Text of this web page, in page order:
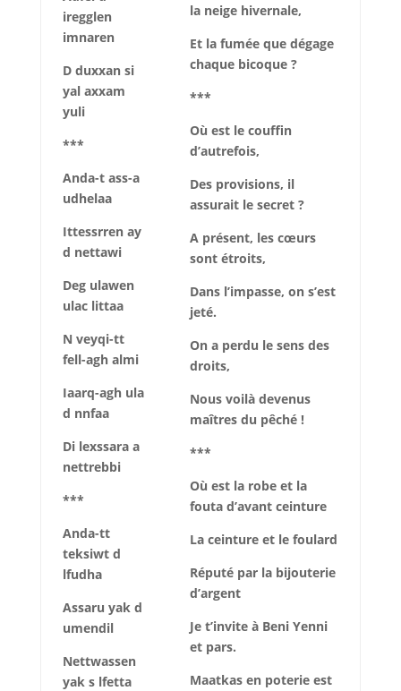
iregglen
imnaren
D duxxan si
yal axxam
yuli
***
Anda-t ass-a
udhelaa
Ittessrren ay
d nettawi
Deg ulawen
ulac littaa
N veyqi-tt
fell-agh almi
Iaarq-agh ula
d nnfaa
Di lexssara a
nettrebbi
***
Anda-tt
teksiwt d
lfudha
Assaru yak d
umendil
Nettwassen
yak s lfetta
la neige hivernale,
Et la fumée que dégage
chaque bicoque ?
***
Où est le couffin
d’autrefois,
Des provisions, il
assurait le secret ?
A présent, les cœurs
sont étroits,
Dans l’impasse, on s’est
jeté.
On a perdu le sens des
droits,
Nous voilà devenus
maîtres du pêché !
***
Où est la robe et la
fouta d’avant ceinture
La ceinture et le foulard
Réputé par la bijouterie
d’argent
Je t’invite à Beni Yenni
et pars.
Maatkas en poterie est